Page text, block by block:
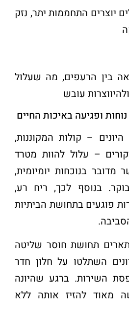
יוצרים התחממות יתר, נזק
בין הרעפים, מה שעלול
עובש
ופגיעה באיכות החיים
– קולות המקוננות,
– עלול להוות מטרד
בנוכחות יומיומית,
בנוסף לכך, ריח רע,
פוגעים בתחושת הביתיות
.
תחושת חוסר שליטה
השתלטו על חלון חדר
השירות. ברגע שהיונה
מאוד להזיז אותה ללא